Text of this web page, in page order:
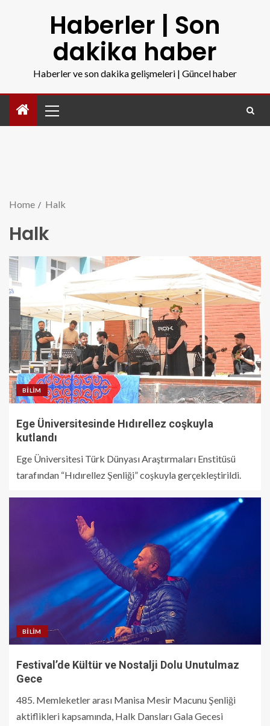
Haberler | Son
dakika haber
Haberler ve son dakika gelişmeleri | Güncel haber
Home Halk
Halk
BILIM
Ege Üniversitesinde Hıdırellez coşkuyla
kutlandı
Ege Üniversitesi Türk Dünyası Araştırmaları Enstitüsü
tarafından “Hıdırellez Şenliği” coşkuyla gerçekleştirildi.
BILIM
Festival’de Kültür ve Nostalji Dolu Unutulmaz
Gece
485. Memleketler arası Manisa Mesir Macunu Şenliği
aktiflikleri kapsamında, Halk Dansları Gala Gecesi